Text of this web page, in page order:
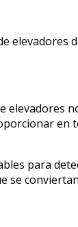
elevadores
elevadores
en
para
se